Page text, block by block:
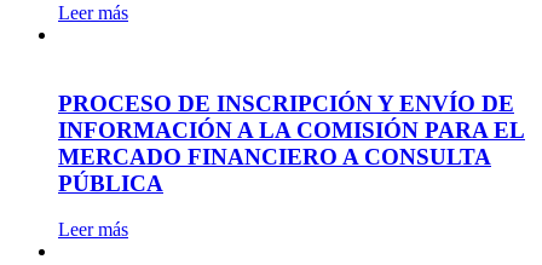
Leer más
PROCESO DE INSCRIPCIÓN Y ENVÍO DE
INFORMACIÓN A LA COMISIÓN PARA EL
MERCADO FINANCIERO A CONSULTA
PÚBLICA
Leer más